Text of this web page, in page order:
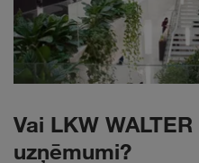
Vai LKW
uzņēmumi?